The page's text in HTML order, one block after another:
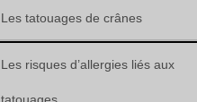
Les tatouages de crânes
Les risques d’allergies liés aux